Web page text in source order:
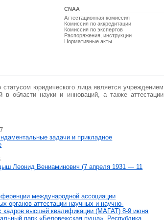
CNAA
Аттестационная комиссия
Комиссия по аккредитации
Комиссия по экспертов
Распоряжения, инструкции
Нормативные акты
юридического лица является учреждением
в области науки и инноваций, а также аттестации
задачи и прикладное
Леонид Вениаминович (7 апреля 1931 — 11
международной ассоциации
органов аттестации научных и научно-
кадров высшей квалификации (МАГAT) 8-9 июня
парк «Беловежская пуща», Республика